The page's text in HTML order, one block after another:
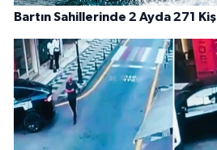
Bartın Sahillerinde 2 Ayda 271